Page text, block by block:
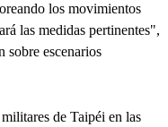
los movimientos
las medidas pertinentes",
sobre escenarios
de Taipéi en las